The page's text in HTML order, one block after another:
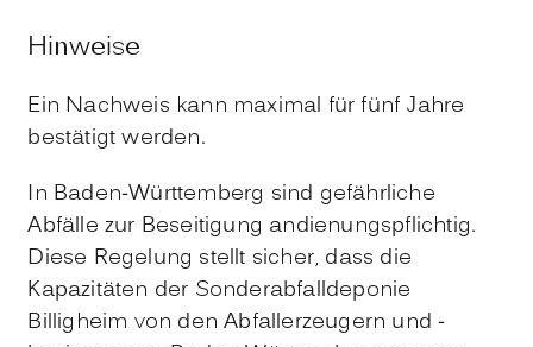
Hinweise
Ein Nachweis kann maximal für fünf Jahre
bestätigt werden.
In Baden-Württemberg sind gefährliche
Abfälle zur Beseitigung andienungspflichtig.
Diese Regelung stellt sicher, dass die
Kapazitäten der Sonderabfalldeponie
Billigheim von den Abfallerzeugern und -